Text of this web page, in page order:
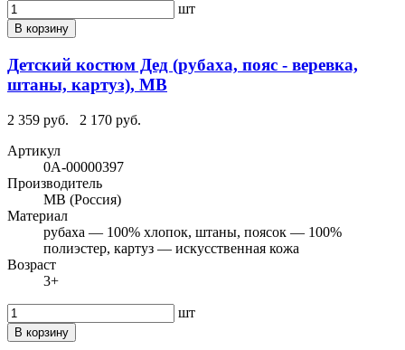
шт
В корзину
Детский костюм Дед (рубаха, пояс - веревка,
штаны, картуз), МВ
2 359 руб.
2 170 руб.
Артикул
0А-00000397
Производитель
МВ (Россия)
Материал
рубаха — 100% хлопок, штаны, поясок — 100%
полиэстер, картуз — искусственная кожа
Возраст
3+
шт
В корзину